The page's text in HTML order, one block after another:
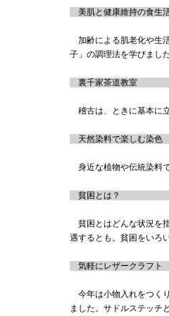
美肌と健
加齢による肌老化や生
子」の調理法を学びました
裏千家茶
稽古は、ときに基本に
天然染料
身近な植物や伝統染料
貧困とは
貧困とはどんな状況を
遇するとも。貧困をいろ
気軽にレザーク
今年は小物入れをつく
ました。サドルステッチ